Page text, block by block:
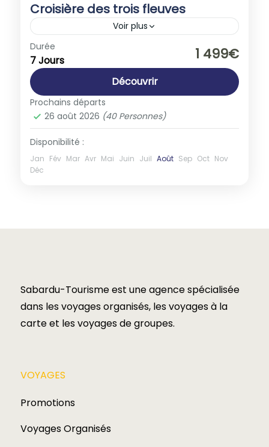
Croisière des trois fleuves
Voir plus
Allemagne
1-40 People
Durée
7 Jours 1 499€
Découvrir
Prochains départs
26 août 2026 (40 Personnes)
Disponibilité :
Jan Fév Mar Avr Mai Juin Juil Août Sep Oct Nov
Déc
Sabardu-Tourisme est une agence spécialisée
dans les voyages organisés, les voyages à la
carte et les voyages de groupes.​
VOYAGES​
Promotions
Voyages Organisés